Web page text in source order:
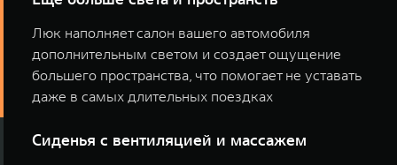
Люк наполняет салон вашего автомобиля
дополнительным светом и создает ощущение
большего пространства, что помогает не уставать
даже в самых длительных поездках
Сиденья с вентиляцией и массажем